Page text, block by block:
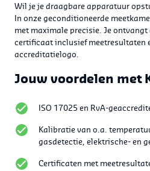
Wil je je draagbare apparatuur
In onze geconditioneerde
met maximale precisie. Je ontvangt
certificaat inclusief meetresultaten
accreditatielogo.
Jouw voordelen met
ISO 17025 en RvA-
Kalibratie van o.a.
gasdetectie, elektrische- en
Certificaten met